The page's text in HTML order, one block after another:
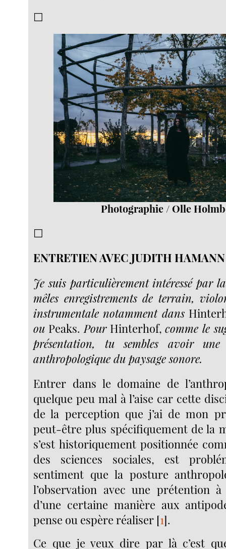
☐
Photographie / Olle
☐
ENTRETIEN AVEC JUDITH HAMANN
Je suis particulièrement intéressé par
mêles enregistrements de terrain,
instrumentale notamment dans
ou Peaks. PourHinterhof,comme le
présentation, tu sembles avoir une
anthropologique du paysage sonore.
Entrer dans le domaine de
quelque peu mal à l’aise car cette
de la perception que j’ai de mon
peut-être plus spécifiquement de la
s’est historiquement positionnée
des sciences sociales, est
sentiment que la posture
l’observation avec une prétention à
d’une certaine manière aux
pense ou espère réaliser [1].
Ce que je veux dire par là c’est